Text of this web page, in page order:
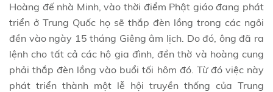
Hoàng đế nhà Minh, vào thời điểm Phật giáo đang phát
triển ở Trung Quốc họ sẽ thắp đèn lồng trong các ngôi
đền vào ngày 15 tháng Giêng âm lịch. Do đó, ông đã ra
lệnh cho tất cả các hộ gia đình, đền thờ và hoàng cung
phải thắp đèn lồng vào buổi tối hôm đó. Từ đó việc này
phát triển thành một lễ hội truyền thống của Trung